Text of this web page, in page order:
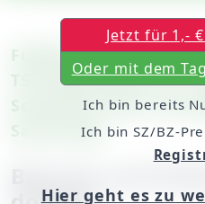
Fußball – Bezirksliga:
TSV Dagersheim 4:2 /
Schönaich feiert die
Saisonsieg
Jetzt für 1,-
Oder mit dem
Ich bin bereits
Ich bin SZ/BZ-
Hier geht es zu